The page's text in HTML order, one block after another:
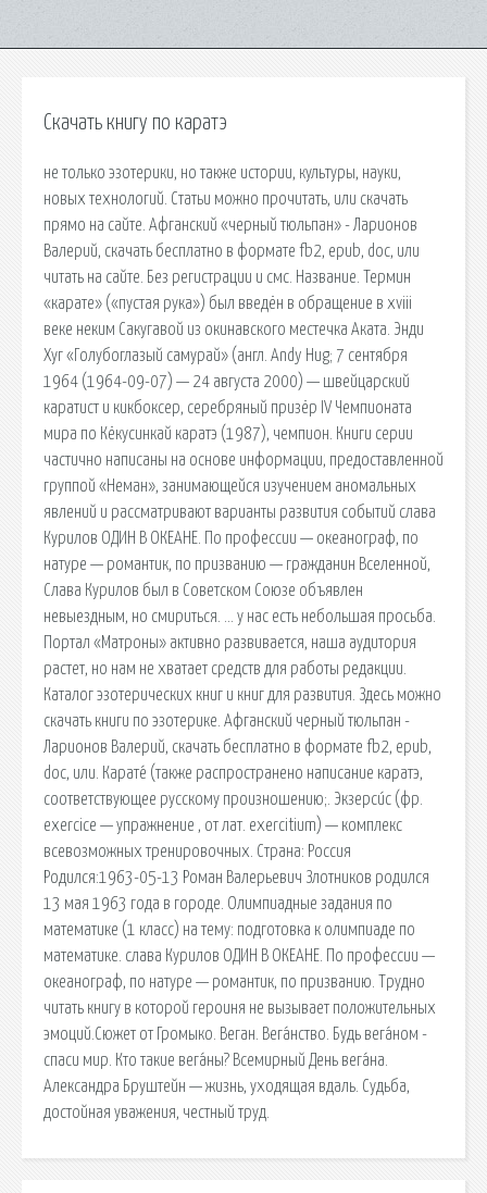
Скачать книгу по каратэ
не только эзотерики, но также истории, культуры, науки,
новых технологий. Статьи можно прочитать, или скачать
прямо на сайте. Афганский «черный тюльпан» - Ларионов
Валерий, скачать бесплатно в формате fb2, epub, doc, или
читать на сайте. Без регистрации и смс. Название. Термин
«карате» («пустая рука») был введён в обращение в xviii
веке неким Сакугавой из окинавского местечка Аката. Энди
Хуг «Голубоглазый самурай» (англ. Andy Hug; 7 сентября
1964 (1964-09-07) — 24 августа 2000) — швейцарский
каратист и кикбоксер, серебряный призёр IV Чемпионата
мира по Кёкусинкай каратэ (1987), чемпион. Книги серии
частично написаны на основе информации, предоставленной
группой «Неман», занимающейся изучением аномальных
явлений и рассматривают варианты развития событий cлава
Курилов ОДИН В ОКЕАНЕ. По профессии — океанограф, по
натуре — романтик, по призванию — гражданин Вселенной,
Слава Курилов был в Советском Союзе объявлен
невыездным, но смириться. … у нас есть небольшая просьба.
Портал «Матроны» активно развивается, наша аудитория
растет, но нам не хватает средств для работы редакции.
Каталог эзотерических книг и книг для развития. Здесь можно
скачать книги по эзотерике. Афганский черный тюльпан -
Ларионов Валерий, скачать бесплатно в формате fb2, epub,
doc, или. Карате́ (также распространено написание каратэ,
соответствующее русскому произношению;. Экзерси́с (фр.
exercice — упражнение , от лат. exercitium) — комплекс
всевозможных тренировочных. Страна: Россия
Родился:1963-05-13 Роман Валерьевич Злотников родился
13 мая 1963 года в городе. Олимпиадные задания по
математике (1 класс) на тему: подготовка к олимпиаде по
математике. cлава Курилов ОДИН В ОКЕАНЕ. По профессии —
океанограф, по натуре — романтик, по призванию. Трудно
читать книгу в которой героиня не вызывает положительных
эмоций.Сюжет от Громыко. Веган. Вега́нство. Будь вега́ном -
спаси мир. Кто такие вега́ны? Всемирный День вега́на.
Александра Бруштейн — жизнь, уходящая вдаль. Судьба,
достойная уважения, честный труд.